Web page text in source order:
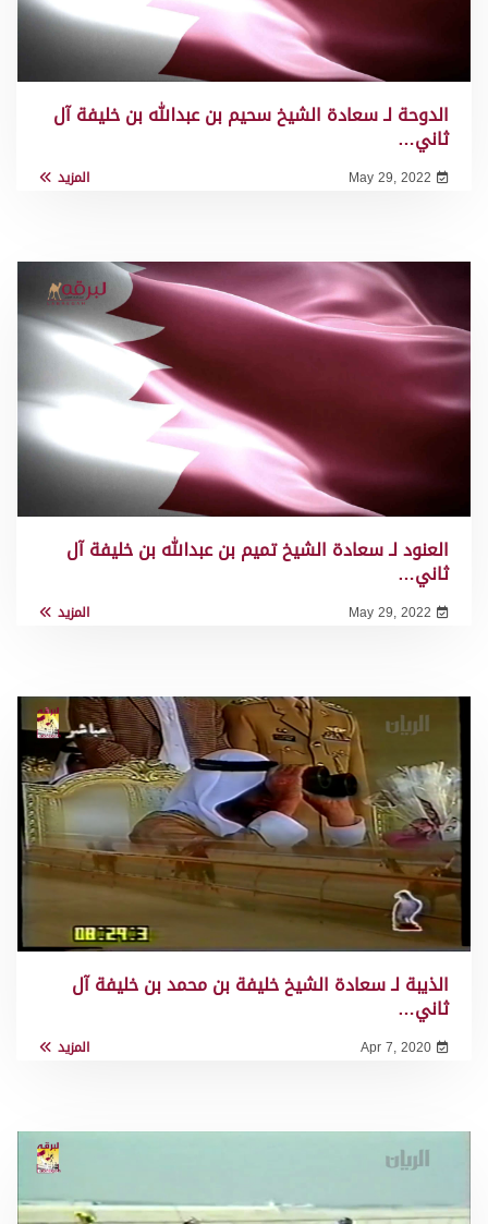
الدوحة لـ سعادة الشيخ سحيم بن عبدالله بن خليفة آل
ثاني…
May 29, 2022 المزيد
العنود لـ سعادة الشيخ تميم بن عبدالله بن خليفة آل
ثاني…
May 29, 2022 المزيد
الذيبة لـ سعادة الشيخ خليفة بن محمد بن خليفة آل
ثاني…
Apr 7, 2020 المزيد